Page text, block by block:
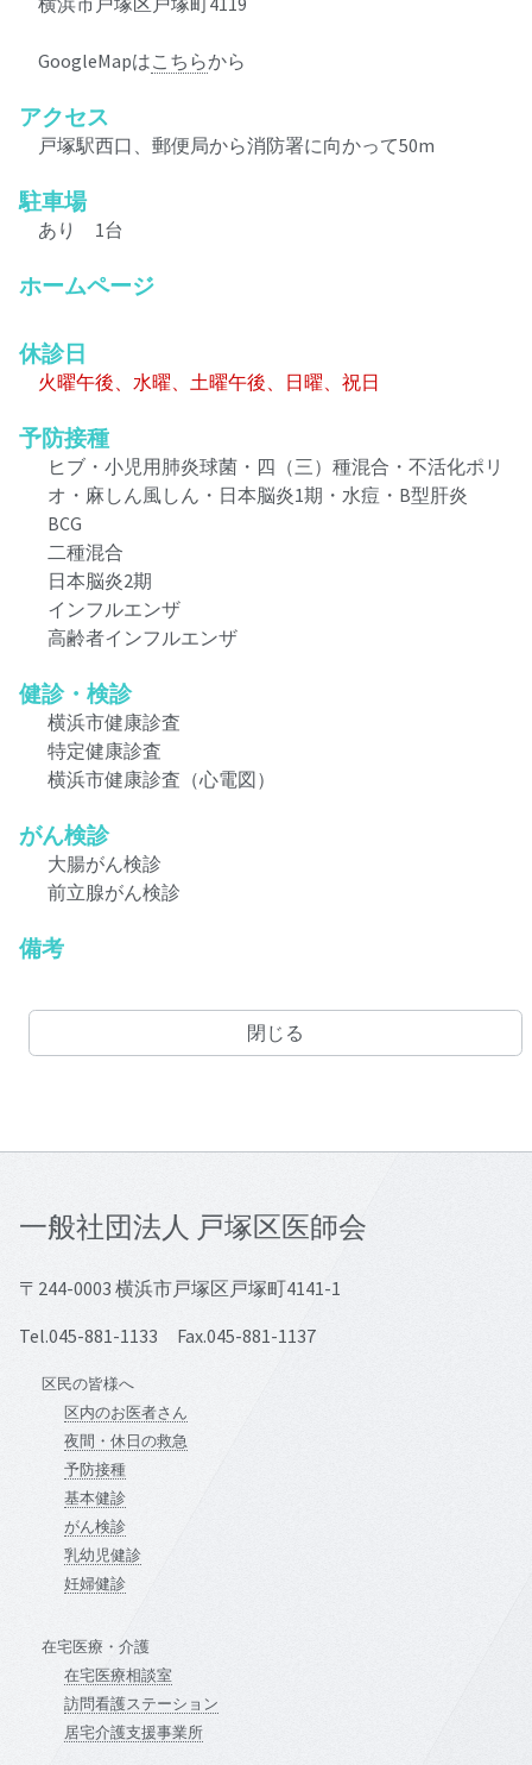
GoogleMapはこちらから
アクセス
戸塚駅西口、郵便局から消防署に向かって50m
駐車場
あり 1台
ホームページ
休診日
火曜午後、水曜、土曜午後、日曜、祝日
予防接種
ヒブ・小児用肺炎球菌・四（三）種混合・不活化ポリ
オ・麻しん風しん・日本脳炎1期・水痘・B型肝炎
BCG
二種混合
日本脳炎2期
インフルエンザ
高齢者インフルエンザ
健診・検診
横浜市健康診査
特定健康診査
横浜市健康診査（心電図）
がん検診
大腸がん検診
前立腺がん検診
備考
閉じる
一般社団法人 戸塚区医師会
〒244-0003 横浜市戸塚区戸塚町4141-1
Tel.045-881-1133 Fax.045-881-1137
区民の皆様へ
区内のお医者さん
夜間・休日の救急
予防接種
基本健診
がん検診
乳幼児健診
妊婦健診
在宅医療・介護
在宅医療相談室
訪問看護ステーション
居宅介護支援事業所